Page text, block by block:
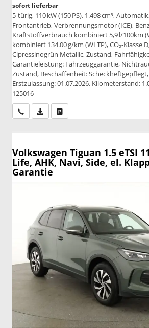
sofort lieferbar
5-türig, 110 kW (150 PS), 1.498 cm³,
Frontantrieb, Verbrennungsmotor (ICE),
Kraftstoffverbrauch kombiniert 5,9 l/100km
kombiniert 134.00 g/km (WLTP), CO₂-Klasse
Cipressinogrün Metallic, Zustand,
Garantieleistung: Fahrzeuggarantie,
Zustand, Beschaffenheit:
Erstzulassung: 01.07.2026, Kilometerstand:
125016
Wir rufen Sie anPDF-Datei, Fahrzeugexposé drucken
Volkswagen Tiguan 1.5 eTSI
Life, AHK, Navi, Side, el.
Garantie